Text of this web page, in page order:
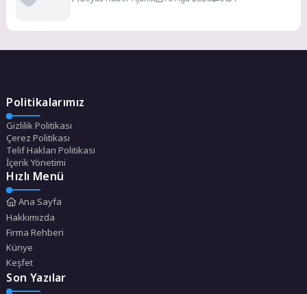
Politikalarımız
Gizlilik Politikası
Çerez Politikası
Telif Hakları Politikası
İçerik Yönetimi
Hızlı Menü
Ana Sayfa
Hakkımızda
Firma Rehberi
Künye
Keşfet
Son Yazılar